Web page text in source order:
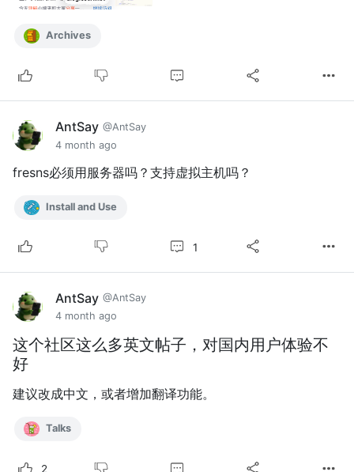
Archives
AntSay @AntSay
4 month ago
fresns必须用服务器吗？支持虚拟主机吗？
Install and Use
1
AntSay @AntSay
4 month ago
这个社区这么多英文帖子，对国内用户体验不
好
建议改成中文，或者增加翻译功能。
Talks
2